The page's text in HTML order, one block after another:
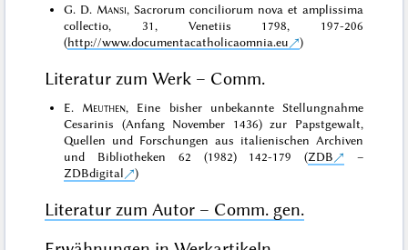
G. D. Mansi, Sacrorum conciliorum nova et amplissima
collectio, 31, Venetiis 1798, 197-206
(http://www.documentacatholicaomnia.eu )
Literatur zum Werk – Comm.
E. Meuthen, Eine bisher unbekannte Stellungnahme
Cesarinis (Anfang November 1436) zur Papstgewalt,
Quellen und Forschungen aus italienischen Archiven
und Bibliotheken 62 (1982) 142-179 (ZDB
–
ZDBdigital
)
Literatur zum Autor – Comm. gen.